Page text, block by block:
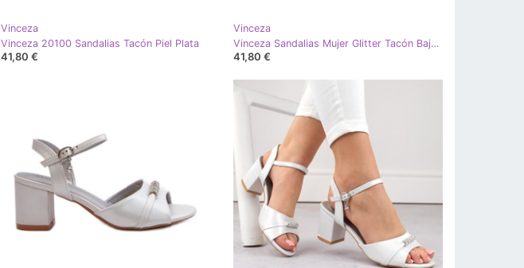
Vinceza
Vinceza 20100 Sandalias Tacón Piel Plata
41,80 €
Vinceza
Vinceza Sandalias Mujer Glitter Tacón Bajo Plata Ploemis
41,80 €